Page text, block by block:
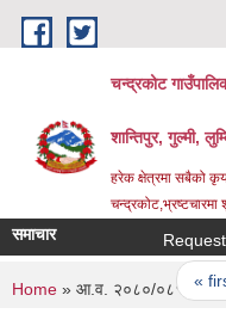
Skip to main content
चन्द्रकोट
शान्तिपुर, गुल्मी,
हरेक क्षेत्रमा सबैको
समाचार Request
« first
You are here
Home » आ.व. २०८०/०८१ को चैत